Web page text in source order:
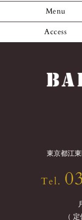
Menu
Access
東京都江東
Tel.
（